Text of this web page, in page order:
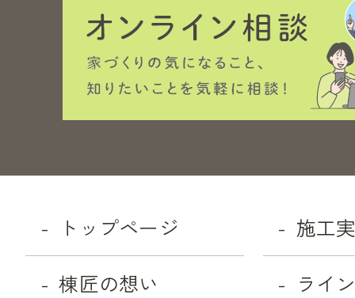
トップページ
棟匠の想い
施工
ライ